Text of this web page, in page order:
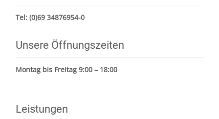
Tel: (0)69 34876954-0
Unsere Öffnungszeiten
Montag bis Freitag 9:00 – 18:00
Leistungen